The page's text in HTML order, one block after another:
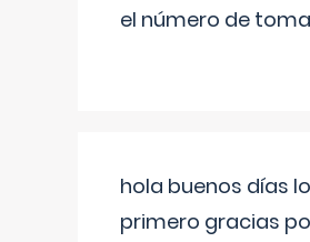
el número de
hola buenos días lo
primero gracias